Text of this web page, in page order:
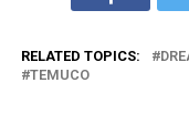
RELATED TOPICS:
TEMUCO